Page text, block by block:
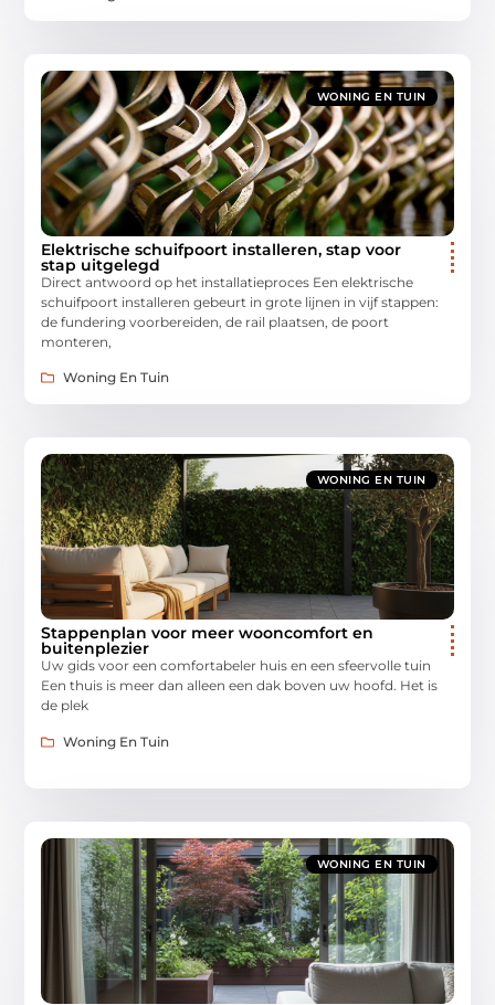
WONING EN TUIN
Elektrische schuifpoort installeren, stap voor
stap uitgelegd
Direct antwoord op het installatieproces Een elektrische
schuifpoort installeren gebeurt in grote lijnen in vijf stappen:
de fundering voorbereiden, de rail plaatsen, de poort
monteren,
Woning En Tuin
WONING EN TUIN
Stappenplan voor meer wooncomfort en
buitenplezier
Uw gids voor een comfortabeler huis en een sfeervolle tuin
Een thuis is meer dan alleen een dak boven uw hoofd. Het is
de plek
Woning En Tuin
WONING EN TUIN